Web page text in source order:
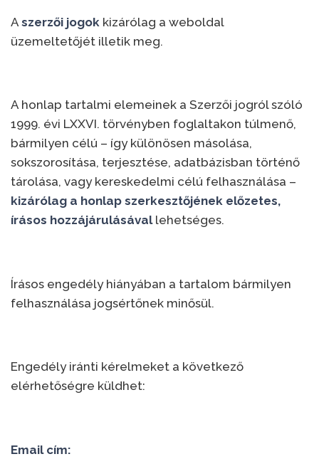
A szerzői jogok kizárólag a weboldal
üzemeltetőjét illetik meg.
A honlap tartalmi elemeinek a Szerzői jogról szóló
1999. évi LXXVI. törvényben foglaltakon túlmenő,
bármilyen célú – így különösen másolása,
sokszorosítása, terjesztése, adatbázisban történő
tárolása, vagy kereskedelmi célú felhasználása –
kizárólag a honlap szerkesztőjének előzetes,
írásos hozzájárulásávallehetséges.
Írásos engedély hiányában a tartalom bármilyen
felhasználása jogsértőnek minősül.
Engedély iránti kérelmeket a következő
elérhetőségre küldhet:
Email cím: